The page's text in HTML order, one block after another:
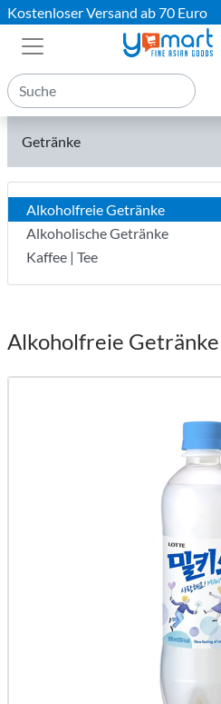
Kostenloser Versand ab 70 Euro
Getränke
Alkoholfreie Getränke
Alkoholische Getränke
Kaffee | Tee
Alkoholfreie Getränke